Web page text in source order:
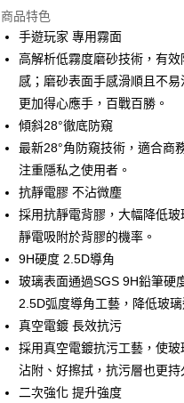
3 期 0 利率 每期
合作金庫商業銀行
華南商業銀行
國泰世華商業銀行
臺灣中小企業銀行
匯豐（台灣）商業銀行
聯邦商業銀行
元大商業銀行
台新國際商業銀行
台灣樂天信用卡公司
6 期 0 利率 每期NT$58
合作金庫商業銀行
華南商業銀行
上海商業儲蓄銀行
臺灣中小企業銀行
匯豐（台灣）商業銀行
聯邦商業銀行
元大商業銀行
玉山商業銀行
台灣樂天信用卡公司
12 期 0 利率 每期NT$29
合作金庫商業銀行
華南商業銀行
上海商業儲蓄銀行
國泰世華商業銀行
匯豐（台灣）商業銀行
聯邦商業銀行
元大商業銀行
玉山商業銀行
台新國際商業銀行
超商取貨付款
LINE Pay
Apple Pay
街口支付
悠遊付
ATM付款
運送方式
全家付款取貨
每筆NT$60，滿NT$499(含以上)
商品特色
手遊玩家 專用霧面
高解析低霧度磨砂技術，有
感；磨砂表面手感滑順且不
更加得心應手，百戰百勝。
傾斜28°徹底防窺
最新28°角防窺技術，適合商
注重隱私之使用者。
抗靜電膠 不沾微塵
採用抗靜電背膠，大幅降低
靜電吸附於背膠的機率。
9H硬度 2.5D導角
玻璃表面通過SGS 9H鉛筆硬
2.5D弧度導角工藝，降低玻璃
真空電鍍 長效抗污
採用真空電鍍抗污工藝，使
沾附、好擦拭，抗污層也更持
二次強化 提升強度